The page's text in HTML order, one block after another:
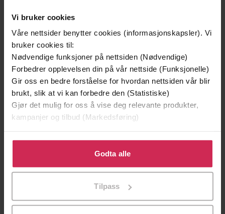
Vi bruker cookies
Våre nettsider benytter cookies (informasjonskapsler). Vi
bruker cookies til:
Nødvendige funksjoner på nettsiden (Nødvendige)
Forbedrer opplevelsen din på vår nettside (Funksjonelle)
Gir oss en bedre forståelse for hvordan nettsiden vår blir
brukt, slik at vi kan forbedre den (Statistiske)
Gjør det mulig for oss å vise deg relevante produkter,
kampanjer og tilbud (Markedsføring)
Klikk på «Godta alle» for å gi oss ditt samtykke til å
bruke cookies for alle disse formålene. Du kan også
tilpasse ditt samtykke til spesifikke formål ved å klikke
Godta alle
Tilpass
Minnesota
LYDBOK
Generasjon null
LYDBOK